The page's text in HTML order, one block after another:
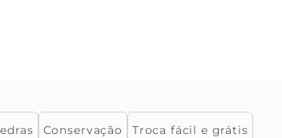
Conservação Troca fácil e grátis